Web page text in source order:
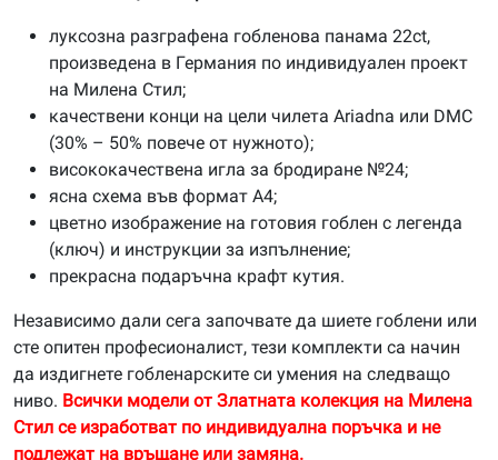
луксозна разграфена гобленова панама 22ct,
произведена в Германия по индивидуален проект
на Милена Стил;
качествени конци на цели чилета Ariadna или DMC
(30% – 50% повече от нужното);
висококачествена игла за бродиране №24;
ясна схема във формат А4;
цветно изображение на готовия гоблен с легенда
(ключ) и инструкции за изпълнение;
прекрасна подаръчна крафт кутия.
Независимо дали сега започвате да шиете гоблени или
сте опитен професионалист, тези комплекти са начин
да издигнете гобленарските си умения на следващо
ниво. Всички модели от Златната колекция на Милена
Стил се изработват по индивидуална поръчка и не
подлежат на връщане или замяна.